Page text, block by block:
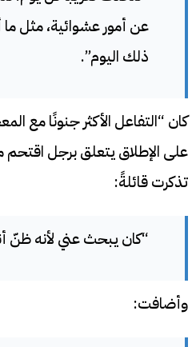
عن أمور عشوائية، مثل ما
ذلك اليوم”.
كان “التفاعل الأكثر جنونًا مع
تذكرت قائلةً:
“كان يبحث عني لأنه ظنّ
وأضافت: